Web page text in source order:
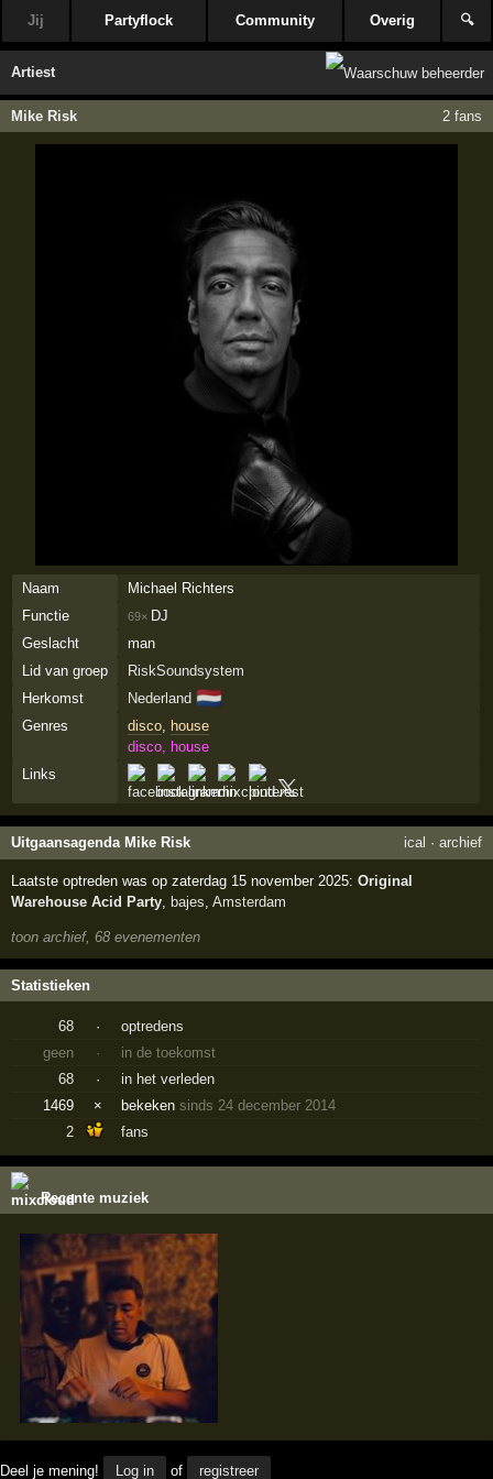
Jij Partyflock Community Overig 🔍
Artiest
Mike Risk 2 fans
Naam
Michael Richters
Functie
69× DJ
Geslacht
man
Lid van groep
RiskSoundsystem
Herkomst
Nederland 🇳🇱
Genres disco,
house
disco, house
Links
Uitgaansagenda Mike Risk ical · archief
Laatste optreden was op zaterdag 15 november 2025:Original
Warehouse Acid Party
bajes ,Amsterdam
toon archief, 68 evenementen
Statistieken
68 ·
optredens
geen
·
in de toekomst
68
·
in het verleden
1469
× bekekensinds 24 december 2014
2
fans
Recente muziek
Deel je mening! Log in of registreer